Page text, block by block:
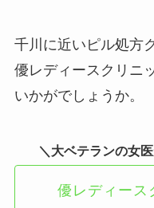
千川に近いピル処方
優レディースクリニ
いかがでしょうか。
＼大ベテランの女
優レディース